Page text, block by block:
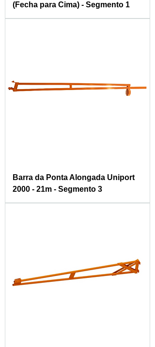
(Fecha para Cima) - Segmento 1
Barra da Ponta Alongada Uniport
2000 - 21m - Segmento 3